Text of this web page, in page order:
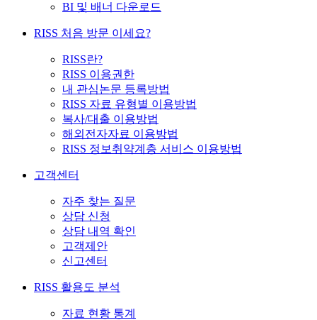
BI 및 배너 다운로드
RISS 처음 방문 이세요?
RISS란?
RISS 이용권한
내 관심논문 등록방법
RISS 자료 유형별 이용방법
복사/대출 이용방법
해외전자자료 이용방법
RISS 정보취약계층 서비스 이용방법
고객센터
자주 찾는 질문
상담 신청
상담 내역 확인
고객제안
신고센터
RISS 활용도 분석
자료 현황 통계